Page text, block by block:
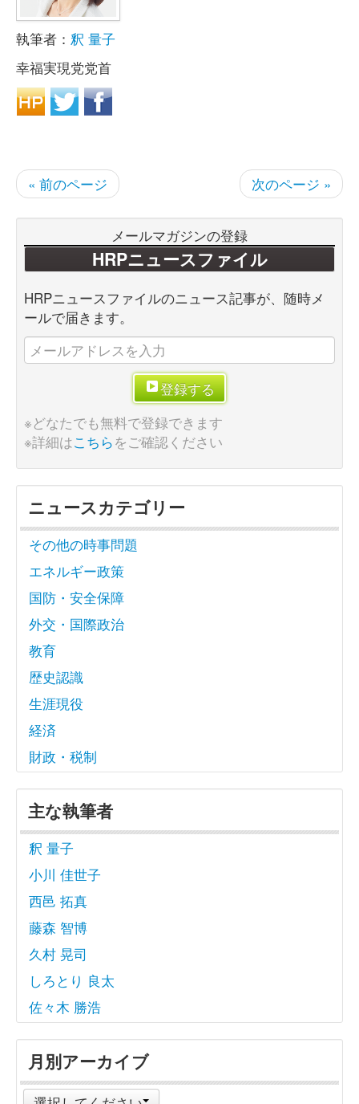
執筆者： 釈 量子
幸福実現党党首
« 前のページ 次のページ »
メールマガジンの登録
HRPニュースファイル
HRPニュースファイルのニュース記事が、随時メ
ールで届きます。
登録する
※どなたでも無料で登録できます
※詳細はこちらをご確認ください
ニュースカテゴリー
その他の時事問題
エネルギー政策
国防・安全保障
外交・国際政治
教育
歴史認識
生涯現役
経済
財政・税制
主な執筆者
釈 量子
小川 佳世子
西邑 拓真
藤森 智博
久村 晃司
しろとり 良太
佐々木 勝浩
月別アーカイブ